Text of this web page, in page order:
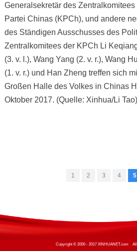
Generalsekretär des
Partei Chinas (KPCh), und andere
des Ständigen Ausschusses des
Zentralkomitees der KPCh Li
(3. v. l.), Wang Yang (2. v. r.), Wang
(1. v. r.) und Han Zheng treffen sich
Großen Halle des Volkes in Chinas
Oktober 2017. (Quelle: Xinhua/Li Tao)
1 2 3 4 5
Copyright © 2000 - 2017 XINHUANET.com All